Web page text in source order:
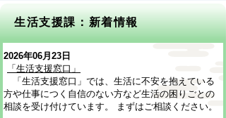
生活支援課：新着情報
2026年06月23日
「生活支援窓口」
「生活支援窓口」では、生活に不安を抱えている
方や仕事につく自信のない方など生活の困りごとの
相談を受け付けています。 まずはご相談ください。